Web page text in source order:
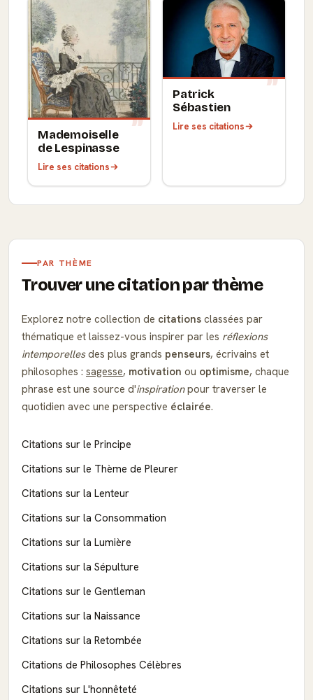
Mademoiselle
de Lespinasse
Lire ses citations
Patrick
Sébastien
Lire ses citations
PAR THÈME
Trouver une citation par thème
Explorez notre collection de citations classées par
thématique et laissez-vous inspirer par les réflexions
intemporellesdes plus grands penseurs, écrivains et
philosophes : sagesse, motivation ou optimisme, chaque
phrase est une source d'inspirationpour traverser le
quotidien avec une perspective éclairée.
Citations sur le Principe
Citations sur le Thème de Pleurer
Citations sur la Lenteur
Citations sur la Consommation
Citations sur la Lumière
Citations sur la Sépulture
Citations sur le Gentleman
Citations sur la Naissance
Citations sur la Retombée
Citations de Philosophes Célèbres
Citations sur L'honnêteté